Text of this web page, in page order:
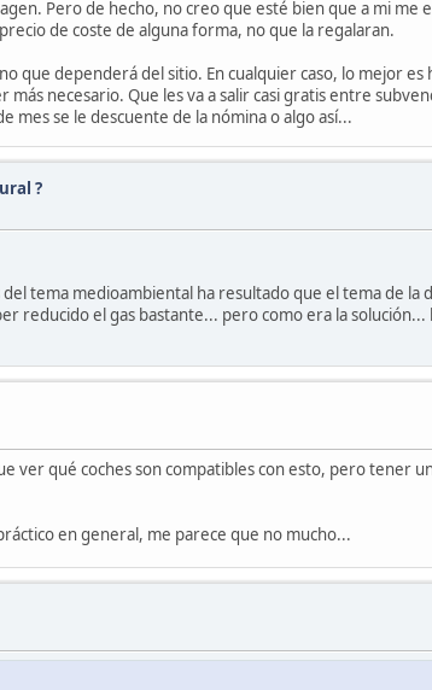
Pero de hecho, no creo que esté bien que a mi me
de coste de alguna forma, no que la regalaran.
que dependerá del sitio. En cualquier caso, lo mejor
más necesario. Que les va a salir casi gratis entre
mes se le descuente de la nómina o algo así...
?
tema medioambiental ha resultado que el tema de
reducido el gas bastante... pero como era la solución...
ver qué coches son compatibles con esto, pero tener
en general, me parece que no mucho...